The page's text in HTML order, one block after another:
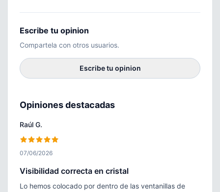
Escribe tu opinion
Compartela con otros usuarios.
Escribe tu opinion
Opiniones destacadas
Raúl G.
07/06/2026
Visibilidad correcta en cristal
Lo hemos colocado por dentro de las ventanillas de